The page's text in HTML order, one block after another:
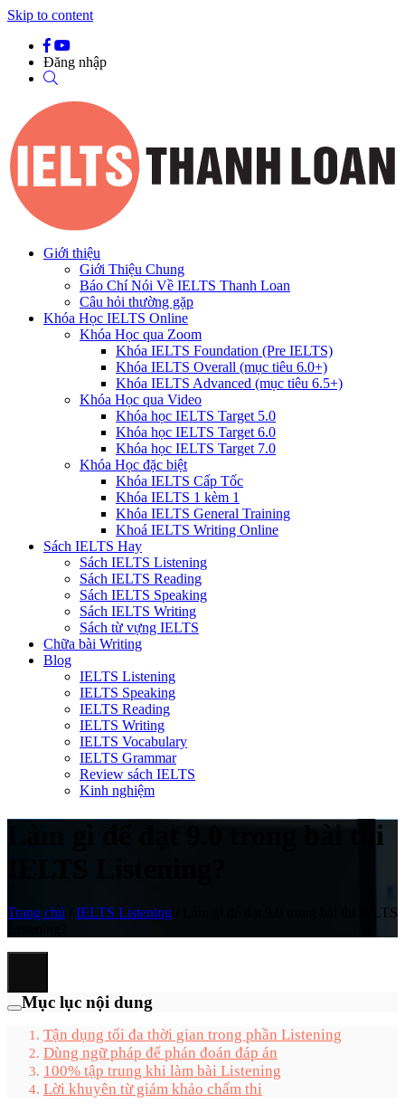
Skip to content
Đăng nhập
Giới thiệu
Giới Thiệu Chung
Báo Chí Nói Về IELTS Thanh Loan
Câu hỏi thường gặp
Khóa Học IELTS Online
Khóa Học qua Zoom
Khóa IELTS Foundation (Pre IELTS)
Khóa IELTS Overall (mục tiêu 6.0+)
Khóa IELTS Advanced (mục tiêu 6.5+)
Khóa Học qua Video
Khóa học IELTS Target 5.0
Khóa học IELTS Target 6.0
Khóa học IELTS Target 7.0
Khóa Học đặc biệt
Khóa IELTS Cấp Tốc
Khóa IELTS 1 kèm 1
Khóa IELTS General Training
Khoá IELTS Writing Online
Sách IELTS Hay
Sách IELTS Listening
Sách IELTS Reading
Sách IELTS Speaking
Sách IELTS Writing
Sách từ vựng IELTS
Chữa bài Writing
Blog
IELTS Listening
IELTS Speaking
IELTS Reading
IELTS Writing
IELTS Vocabulary
IELTS Grammar
Review sách IELTS
Kinh nghiệm
Làm gì để đạt 9.0 trong bài thi
Trang chủ IELTS Listening
Làm gì để đạt 9.0 trong bài thi IELTS
Mục lục nội dung
Tận dụng tối đa thời gian trong phần Listening
Dùng ngữ pháp để phán đoán đáp án
100% tập trung khi làm bài Listening
Lời khuyên từ giám khảo chấm thi